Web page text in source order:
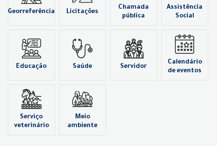
Georreferência Licitações
Chamada
pública
Assistência
Social
Educação Saúde Servidor
Calendário
de eventos
Serviço
veterinário
Meio
ambiente